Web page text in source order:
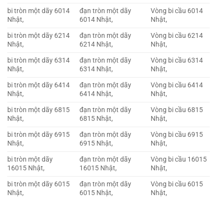
bi tròn một dãy 6014
Nhật,
đạn tròn một dãy
6014 Nhật,
Vòng bi cầu 6014
Nhật,
bi tròn một dãy 6214
Nhật,
đạn tròn một dãy
6214 Nhật,
Vòng bi cầu 6214
Nhật,
bi tròn một dãy 6314
Nhật,
đạn tròn một dãy
6314 Nhật,
Vòng bi cầu 6314
Nhật,
bi tròn một dãy 6414
Nhật,
đạn tròn một dãy
6414 Nhật,
Vòng bi cầu 6414
Nhật,
bi tròn một dãy 6815
Nhật,
đạn tròn một dãy
6815 Nhật,
Vòng bi cầu 6815
Nhật,
bi tròn một dãy 6915
Nhật,
đạn tròn một dãy
6915 Nhật,
Vòng bi cầu 6915
Nhật,
bi tròn một dãy
16015 Nhật,
đạn tròn một dãy
16015 Nhật,
Vòng bi cầu 16015
Nhật,
bi tròn một dãy 6015
Nhật,
đạn tròn một dãy
6015 Nhật,
Vòng bi cầu 6015
Nhật,